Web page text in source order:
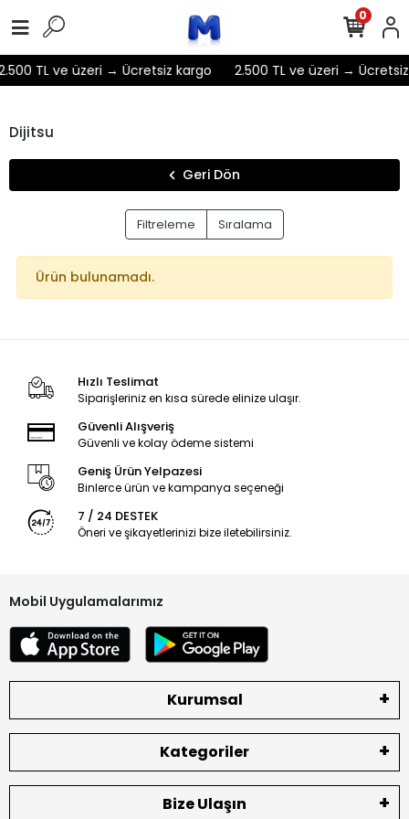
TL ve üzeri → Ücretsiz kargo 2.500 TL ve üzeri →
0
Dijitsu
Geri Dön
Filtreleme Sıralama
Ürün bulunamadı.
Hızlı Teslimat
Siparişleriniz en kısa sürede elinize ulaşır.
Güvenli Alışveriş
Güvenli ve kolay ödeme sistemi
Geniş Ürün Yelpazesi
Binlerce ürün ve kampanya seçeneği
7 / 24 DESTEK
Öneri ve şikayetlerinizi bize iletebilirsiniz.
Mobil Uygulamalarımız
Kurumsal
Kategoriler
Bize Ulaşın